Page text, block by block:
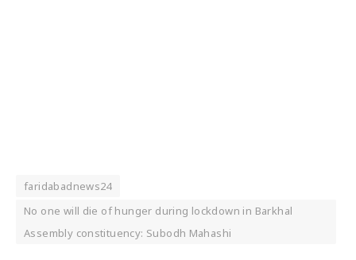
faridabadnews24
No one will die of hunger during lockdown in Barkhal
Assembly constituency: Subodh Mahashi